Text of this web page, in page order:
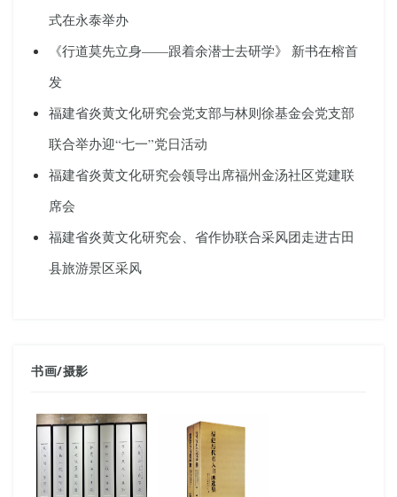
式在永泰举办
《行道莫先立身——跟着余潜士去研学》 新书在榕首
发
福建省炎黄文化研究会党支部与林则徐基金会党支部
联合举办迎“七一”党日活动
福建省炎黄文化研究会领导出席福州金汤社区党建联
席会
福建省炎黄文化研究会、省作协联合采风团走进古田
县旅游景区采风
书画/摄影